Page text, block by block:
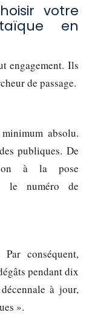
votre
en
engagement. Ils
de passage.
absolu.
publiques. De
à la pose
le numéro de
conséquent,
pendant dix
à jour,
».